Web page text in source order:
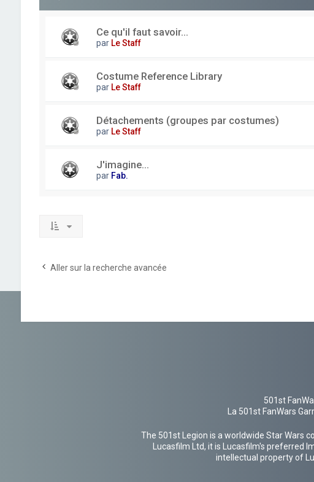
Ce qu'il faut savoir...
par Le Staff
Costume Reference Library
par Le Staff
Détachements (groupes par costumes)
par Le Staff
J'imagine...
par Fab.
Aller sur la recherche avancée
501st
La 501st FanWars
The 501st Legion is a worldwide Star Wars
Lucasfilm Ltd, it is Lucasfilm's preferred
intellectual property of